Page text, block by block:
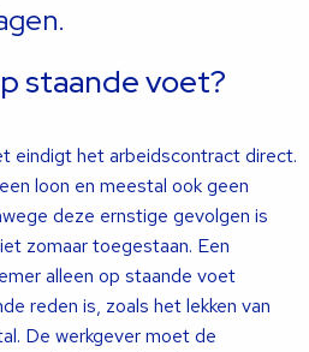
staande voet?
eindigt het arbeidscontract direct.
loon en meestal ook geen
deze ernstige gevolgen is
zomaar toegestaan. Een
alleen op staande voet
reden is, zoals het lekken van
De werkgever moet de